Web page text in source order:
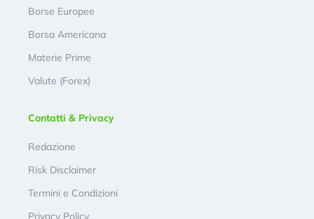
Borse Europee
Borsa Americana
Materie Prime
Valute (Forex)
Contatti & Privacy
Redazione
Risk Disclaimer
Termini e Condizioni
Privacy Policy